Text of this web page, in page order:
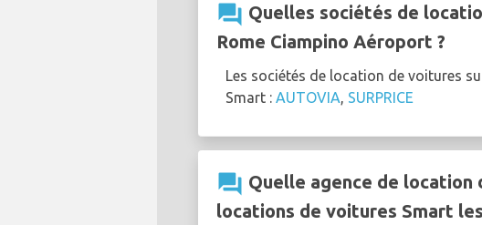
question_answer Quelles sociétés de
Rome Ciampino Aéroport ?
Les sociétés de location de voitures
Smart : AUTOVIA, SURPRICE
question_answer Quelle agence de location
locations de voitures Smart